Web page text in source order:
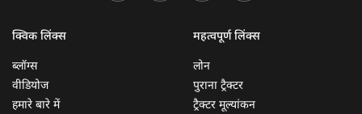
क्विक लिंक्स
ब्लॉग्स
वीडियोज
हमारे बारे में
महत्वपूर्ण लिंक्स
लोन
पुराना ट्रैक्टर
ट्रैक्टर मूल्यांकन